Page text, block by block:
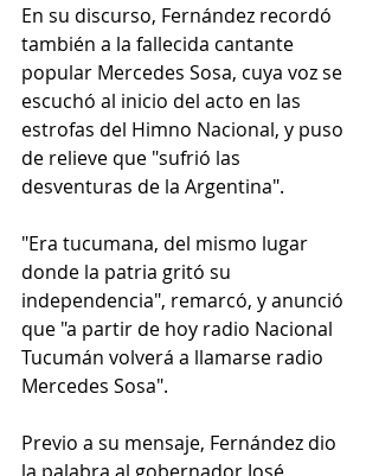
En su discurso, Fernández recordó
también a la fallecida cantante
popular Mercedes Sosa, cuya voz se
escuchó al inicio del acto en las
estrofas del Himno Nacional, y puso
de relieve que "sufrió las
desventuras de la Argentina".
"Era tucumana, del mismo lugar
donde la patria gritó su
independencia", remarcó, y anunció
que "a partir de hoy radio Nacional
Tucumán volverá a llamarse radio
Mercedes Sosa".
Previo a su mensaje, Fernández dio
la palabra al gobernador José